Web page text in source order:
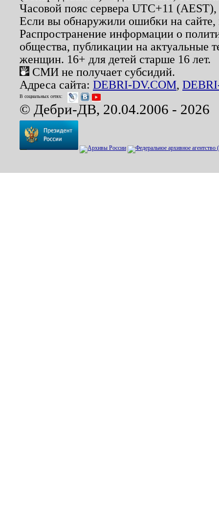
Часовой пояс сервера UTC+11
Если вы обнаружили ошибки на
Распространение информации о
общества, публикации на актуальные
женщин. 16+ для детей старше 16 лет.
СМИ не получает субсидий.
Адреса сайта: DEBRI-DV.COM,
В социальных сетях:
© Дебри-ДВ, 20.04.2006 - 2026